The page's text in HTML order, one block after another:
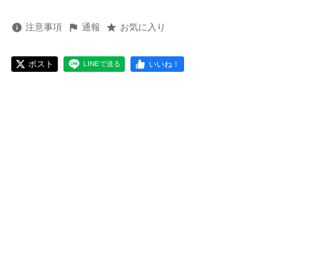
注意事項 通報 お気に入り
ポスト LINEで送る いいね！